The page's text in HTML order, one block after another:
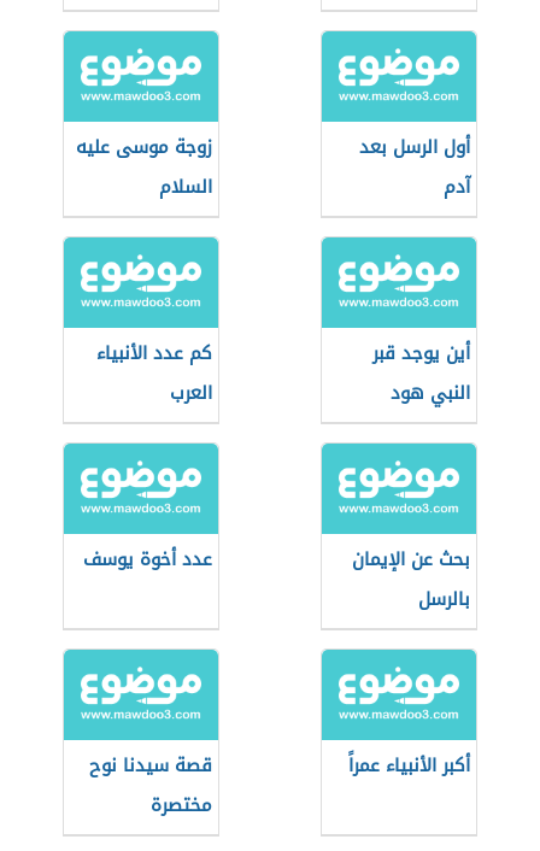
أول الرسل بعد
آدم
زوجة موسى عليه
السلام
أين يوجد قبر
النبي هود
كم عدد الأنبياء
العرب
بحث عن الإيمان
بالرسل
عدد أخوة يوسف
أكبر الأنبياء عمراً
قصة سيدنا نوح
مختصرة